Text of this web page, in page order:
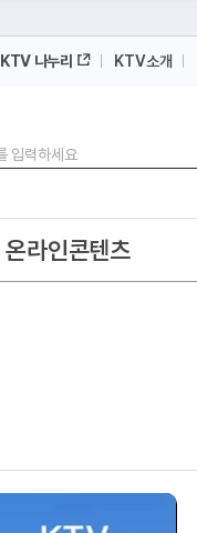
KTV 나누리 KTV소개
온라인콘텐츠